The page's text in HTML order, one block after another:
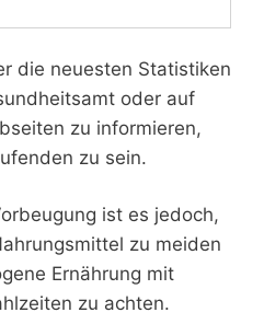
die neuesten Statistiken
oder auf
zu informieren,
zu sein.
ist es jedoch,
zu meiden
Ernährung mit
zu achten.